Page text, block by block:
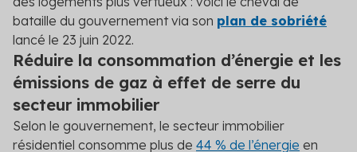
bataille du gouvernement via son plan de sobriété
lancé le 23 juin 2022.
Réduire la consommation d’énergie et les
émissions de gaz à effet de serre du
secteur immobilier
Selon le gouvernement, le secteur immobilier
résidentiel consomme plus de 44 % de l’énergie en